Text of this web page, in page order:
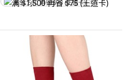
满 $1,500 再省 $75 (王道卡)